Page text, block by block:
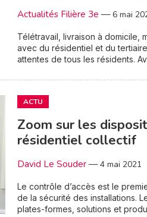
Actualités Filière 3e —6 mai
Télétravail, livraison à domicile,
avec du résidentiel et du
attentes de tous les résidents.
ACTU
Zoom sur les
résidentiel collectif
David Le Souder—4 mai 2021
Le contrôle d’accès est le
de la sécurité des installations.
plates-formes, solutions et